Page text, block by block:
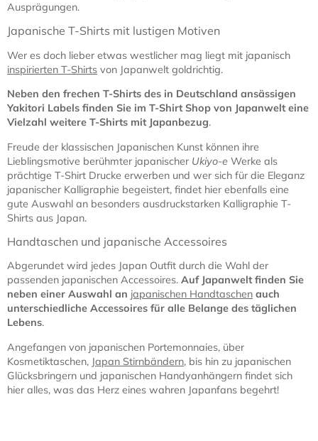
Ausprägungen.
Japanische T-Shirts mit lustigen Motiven
Wer es doch lieber etwas westlicher mag liegt mit japanisch
inspirierten T-Shirts von Japanwelt goldrichtig.
Neben den frechen T-Shirts des in Deutschland ansässigen
Yakitori Labels finden Sie im T-Shirt Shop von Japanwelt eine
Vielzahl weitere T-Shirts mit Japanbezug.
Freude der klassischen Japanischen Kunst können ihre
Lieblingsmotive berühmter japanischer Ukiyo-e Werke als
prächtige T-Shirt Drucke erwerben und wer sich für die Eleganz
japanischer Kalligraphie begeistert, findet hier ebenfalls eine
gute Auswahl an besonders ausdruckstarken Kalligraphie T-
Shirts aus Japan.
Handtaschen und japanische Accessoires
Abgerundet wird jedes Japan Outfit durch die Wahl der
passenden japanischen Accessoires. Auf Japanwelt finden Sie
neben einer Auswahl an japanischen Handtaschen auch
unterschiedliche Accessoires für alle Belange des täglichen
Lebens.
Angefangen von japanischen Portemonnaies, über
Kosmetiktaschen, Japan Stirnbändern, bis hin zu japanischen
Glücksbringern und japanischen Handyanhängern findet sich
hier alles, was das Herz eines wahren Japanfans begehrt!